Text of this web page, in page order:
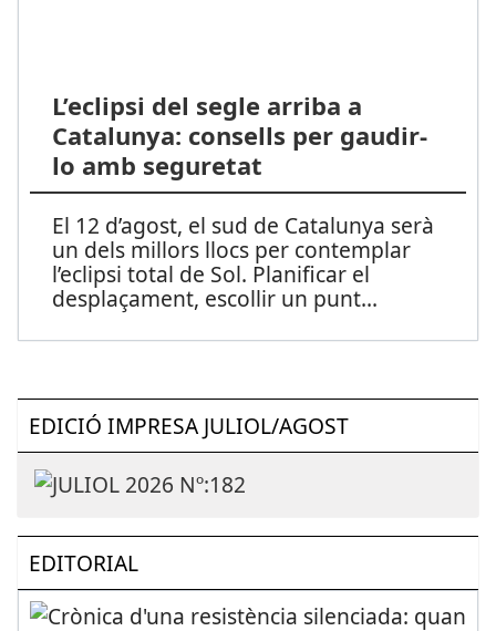
L’eclipsi del segle arriba a
Catalunya: consells per gaudir-
lo amb seguretat
El 12 d’agost, el sud de Catalunya serà
un dels millors llocs per contemplar
l’eclipsi total de Sol. Planificar el
desplaçament, escollir un punt...
EDICIÓ IMPRESA JULIOL/AGOST
EDITORIAL